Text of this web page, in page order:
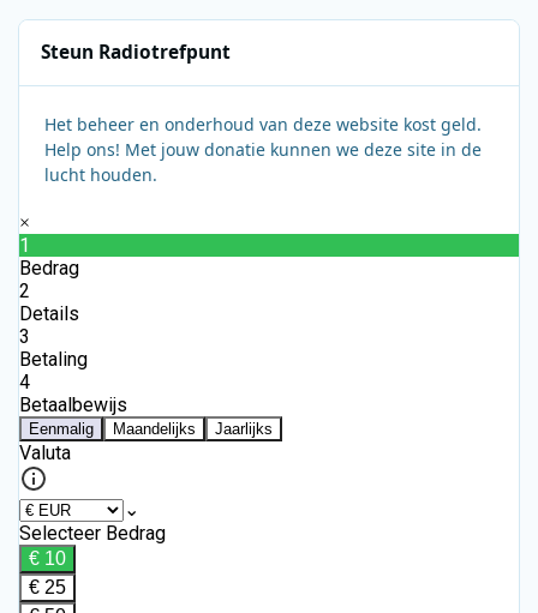
Steun Radiotrefpunt
Het beheer en onderhoud van deze website kost geld.
Help ons! Met jouw donatie kunnen we deze site in de
lucht houden.